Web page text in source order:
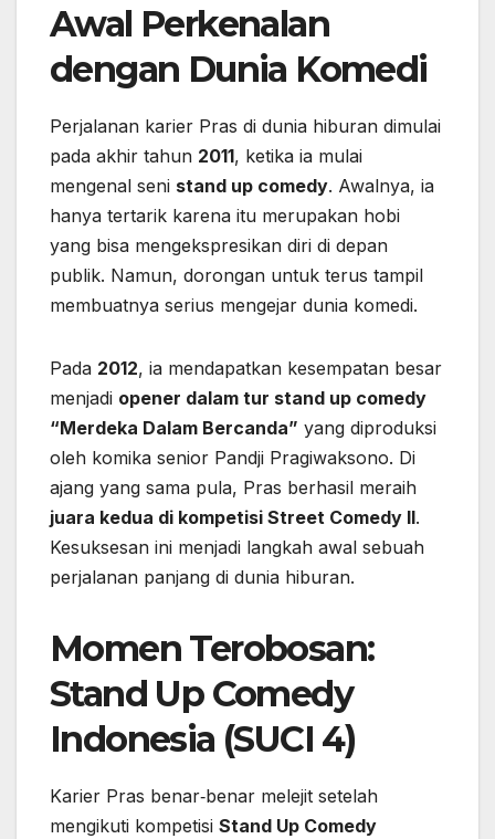
Awal Perkenalan
dengan Dunia Komedi
Perjalanan karier Pras di dunia hiburan dimulai
pada akhir tahun 2011, ketika ia mulai
mengenal seni stand up comedy. Awalnya, ia
hanya tertarik karena itu merupakan hobi
yang bisa mengekspresikan diri di depan
publik. Namun, dorongan untuk terus tampil
membuatnya serius mengejar dunia komedi.
Pada 2012, ia mendapatkan kesempatan besar
menjadi opener dalam tur stand up comedy
“Merdeka Dalam Bercanda” yang diproduksi
oleh komika senior Pandji Pragiwaksono. Di
ajang yang sama pula, Pras berhasil meraih
juara kedua di kompetisi Street Comedy II.
Kesuksesan ini menjadi langkah awal sebuah
perjalanan panjang di dunia hiburan.
Momen Terobosan:
Stand Up Comedy
Indonesia (SUCI 4)
Karier Pras benar‑benar melejit setelah
mengikuti kompetisi Stand Up Comedy